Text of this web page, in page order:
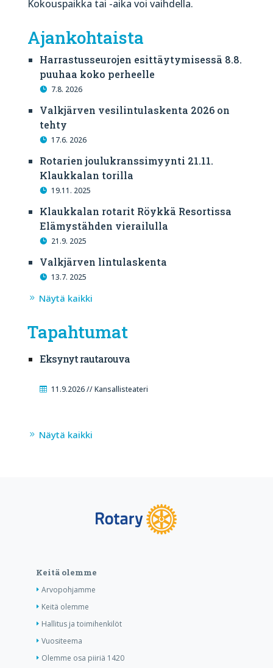
Kokouspaikka tai -aika voi vaihdella.
Ajankohtaista
Harrastusseurojen esittäytymisessä 8.8.
puuhaa koko perheelle
7.8. 2026
Valkjärven vesilintulaskenta 2026 on
tehty
17.6. 2026
Rotarien joulukranssimyynti 21.11.
Klaukkalan torilla
19.11. 2025
Klaukkalan rotarit Röykkä Resortissa
Elämystähden vierailulla
21.9. 2025
Valkjärven lintulaskenta
13.7. 2025
Näytä kaikki
Tapahtumat
Eksynyt rautarouva
11.9.2026 // Kansallisteateri
Näytä kaikki
Keitä olemme
Arvopohjamme
Keitä olemme
Hallitus ja toimihenkilöt
Vuositeema
Olemme osa piiriä 1420